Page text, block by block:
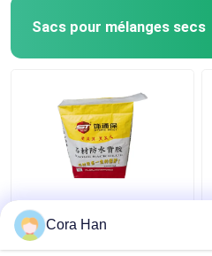
Sacs pour mélanges secs
Résistant à l'humidité
BOPP PP laminé sac de
soupape tissé pour
Cora Han